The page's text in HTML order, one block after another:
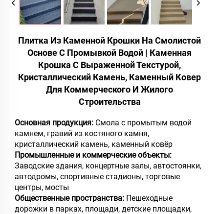
Плитка Из Каменной Крошки На Смолистой
Основе С Промывкой Водой | Каменная
Крошка С Выраженной Текстурой,
Кристаллический Камень, Каменный Ковер
Для Коммерческого И Жилого
Строительства
Основная продукция: Смола с промытым водой
камнем, гравий из костяного камня,
кристаллический камень, каменный ковёр
Промышленные и коммерческие объекты:
Заводские здания, концертные залы, автостоянки,
автодромы, спортивные стадионы, торговые
центры, мосты
Общественные пространства: Пешеходные
дорожки в парках, площади, детские площадки,